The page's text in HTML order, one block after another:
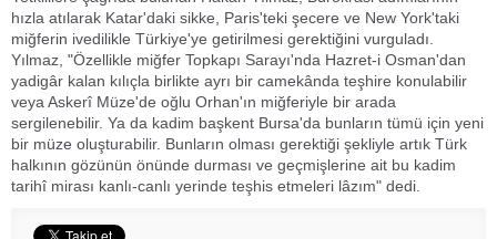
hızla atılarak Katar'daki sikke, Paris'teki şecere ve New York'taki
miğferin ivedilikle Türkiye'ye getirilmesi gerektiğini vurguladı.
Yılmaz, "Özellikle miğfer Topkapı Sarayı'nda Hazret-i Osman'dan
yadigâr kalan kılıçla birlikte ayrı bir camekânda teşhire konulabilir
veya Askerî Müze'de oğlu Orhan'ın miğferiyle bir arada
sergilenebilir. Ya da kadim başkent Bursa'da bunların tümü için yeni
bir müze oluşturabilir. Bunların olması gerektiği şekliyle artık Türk
halkının gözünün önünde durması ve geçmişlerine ait bu kadim
tarihî mirası kanlı-canlı yerinde teşhis etmeleri lâzım" dedi.